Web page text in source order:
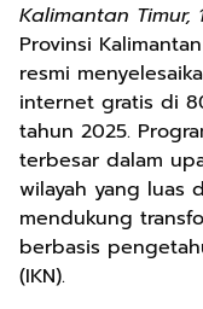
Kalimantan Timur,
Provinsi
resmi
internet gratis di
tahun 2025.
terbesar dalam
wilayah yang luas
mendukung
berbasis
(IKN).